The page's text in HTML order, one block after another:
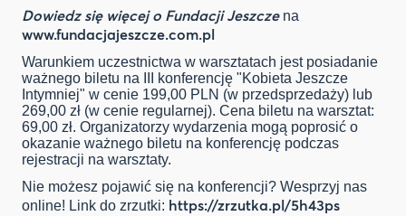
Dowiedz się więcej o Fundacji Jeszczena
www.fundacjajeszcze.com.pl
Warunkiem uczestnictwa w warsztatach jest posiadanie
ważnego biletu na III konferencję "Kobieta Jeszcze
Intymniej" w cenie 199,00 PLN (w przedsprzedaży) lub
269,00 zł (w cenie regularnej). Cena biletu na warsztat:
69,00 zł. Organizatorzy wydarzenia mogą poprosić o
okazanie ważnego biletu na konferencję podczas
rejestracji na warsztaty.
Nie możesz pojawić się na konferencji? Wesprzyj nas
online! Link do zrzutki: https://zrzutka.pl/5h43ps